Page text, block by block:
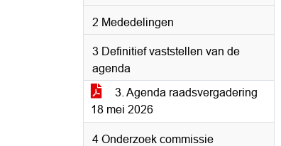
2 Mededelingen
3 Definitief vaststellen van de
agenda
3. Agenda raadsvergadering
18 mei 2026
4 Onderzoek commissie